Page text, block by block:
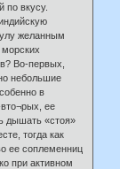
по вкусу.
желанным
Во-первых,
небольшие
в
ее
дышать «стоя»
тогда как
ее соплеменниц
при активном